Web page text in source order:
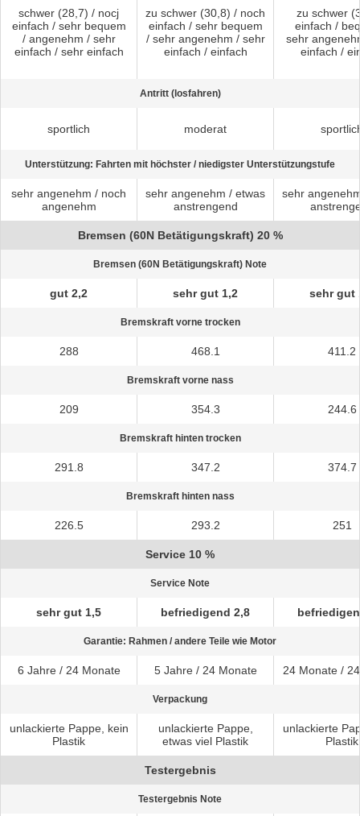
schwer (28,7) / nocj
einfach / sehr bequem
/ angenehm / sehr
einfach / sehr einfach
zu schwer (30,8) / noch
einfach / sehr bequem
/ sehr angenehm / sehr
einfach / einfach
zu schwer
einfach /
sehr
einfach /
Antritt (losfahren)
sportlich moderat
Unterstützung: Fahrten mit höchster / niedigster Unterstützungstufe
sehr angenehm / noch
angenehm
sehr angenehm / etwas
anstrengend
sehr
Bremsen (60N Betätigungskraft) 20 %
Bremsen (60N Betätigungskraft) Note
gut 2,2 sehr gut 1,2 sehr gut
Bremskraft vorne trocken
288 468.1 411.2
Bremskraft vorne nass
209 354.3 244.6
Bremskraft hinten trocken
291.8 347.2 374.7
Bremskraft hinten nass
226.5 293.2 251
Service 10 %
Service Note
sehr gut 1,5 befriedigend 2,8
Garantie: Rahmen / andere Teile wie Motor
6 Jahre / 24 Monate 5 Jahre / 24 Monate 24 Monate /
Verpackung
unlackierte Pappe, kein
Plastik
unlackierte Pappe,
etwas viel Plastik
unlackierte
Plastik
Testergebnis
Testergebnis Note